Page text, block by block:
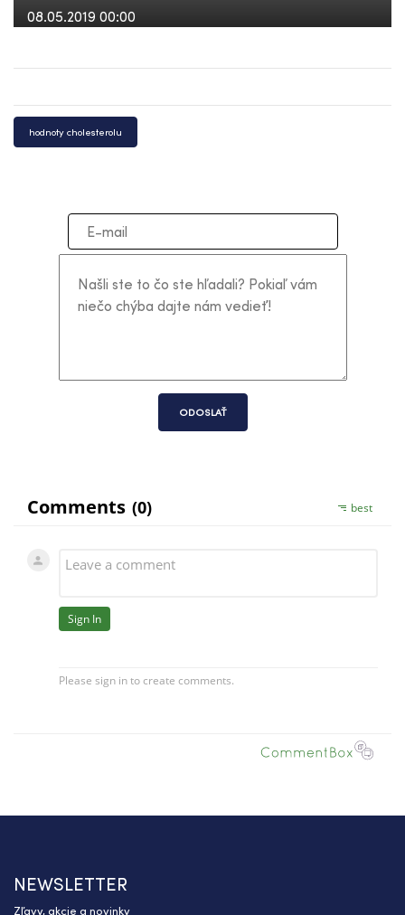
08.05.2019 00:00
hodnoty cholesterolu
ODOSLAŤ
NEWSLETTER
Zľavy, akcie a novinky